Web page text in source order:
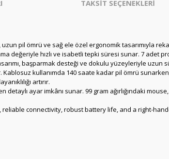
TAKSİT SEÇENEKLERİ
pil ömrü ve sağ ele özel ergonomik tasarımıyla
değeriyle hızlı ve isabetli tepki süresi sunar. 7 adet
başparmak desteği ve dokulu yüzeyleriyle
kullanımda 140 saate kadar pil ömrü
artırır.
ayar imkânı sunar. 99 gram ağırlığındaki
connectivity, robust battery life, and a right-